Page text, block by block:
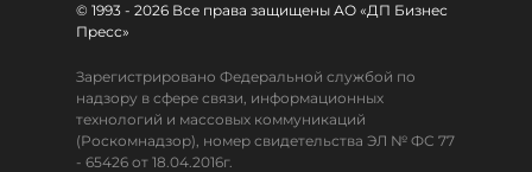
© 1993 - 2026 Все права защищены АО «ДП Бизнес
Пресс»
Зарегистрировано Федеральной службой по
надзору в сфере связи, информационных
технологий и массовых коммуникаций
(Роскомнадзор), номер свидетельства ЭЛ № ФС 77
- 65426 от 18.04.2016г.